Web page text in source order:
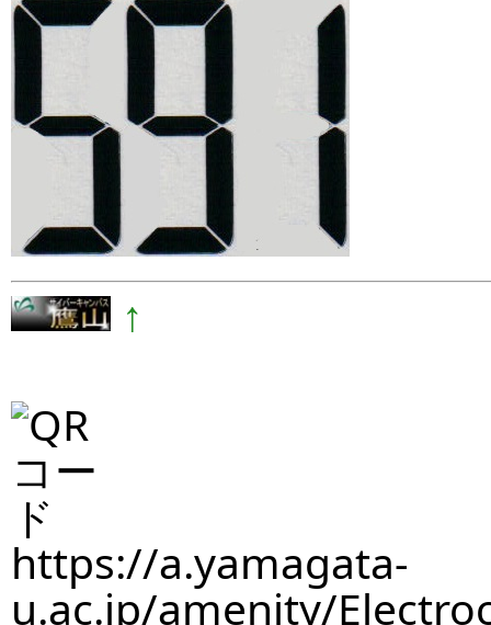
↑
https://a.yamagata-
u.ac.jp/amenity/